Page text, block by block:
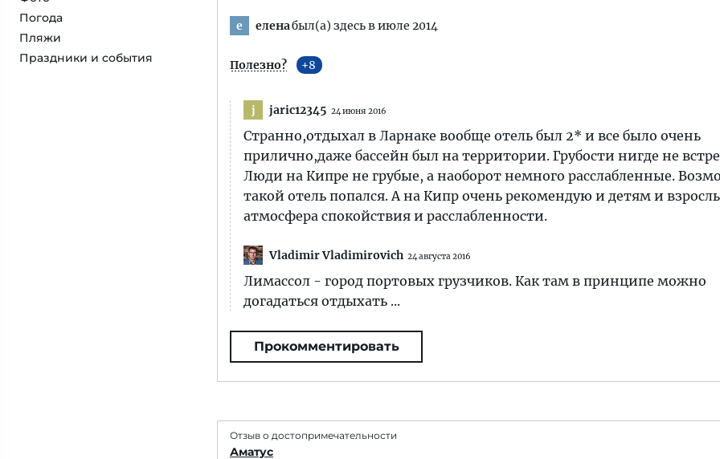
Погода
Пляжи
Праздники и события
е еленабыл(а) здесь в июле 2014
Полезно? 8
j jaric12345 24 июня 2016
Странно,отдыхал в Ларнаке вообще отель был 2* и все было очень
прилично,даже бассейн был на территории. Грубости нигде не
Люди на Кипре не грубые, а наоборот немного расслабленные.
такой отель попался. А на Кипр очень рекомендую и детям и
атмосфера спокойствия и расслабленности.
Vladimir Vladimirovich 24 августа 2016
Лимассол - город портовых грузчиков. Как там в принципе можно
догадаться отдыхать ...
Прокомментировать
Отзыв о достопримечательности
Аматус